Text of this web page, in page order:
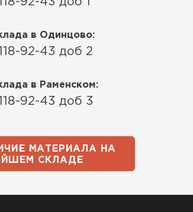
в Одинцово:
92-43 доб 2
в Раменском:
92-43 доб 3
МАТЕРИАЛА НА
СКЛАДЕ